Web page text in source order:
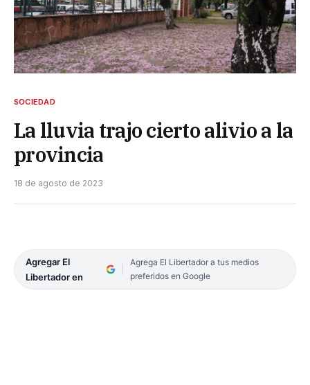
SOCIEDAD
La lluvia trajo cierto alivio a la
provincia
18 de agosto de 2023
Agregar El
Libertador en
Agrega El Libertador a tus medios
preferidos en Google